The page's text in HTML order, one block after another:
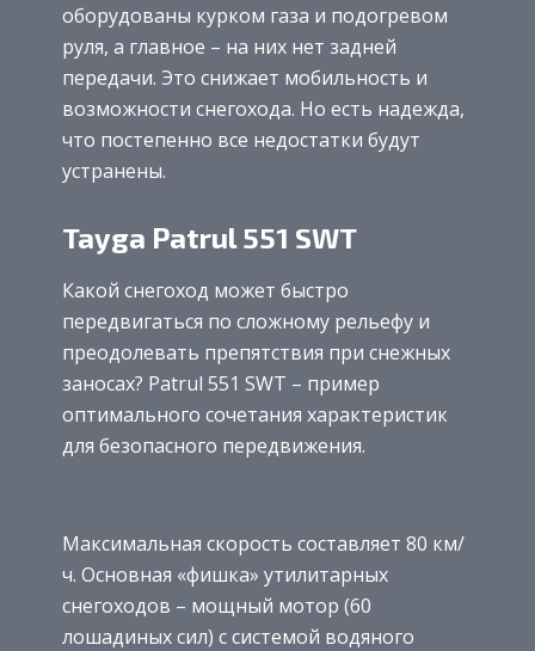
оборудованы курком газа и подогревом
руля, а главное – на них нет задней
передачи. Это снижает мобильность и
возможности снегохода. Но есть надежда,
что постепенно все недостатки будут
устранены.
Tayga Patrul 551 SWT
Какой снегоход может быстро
передвигаться по сложному рельефу и
преодолевать препятствия при снежных
заносах? Patrul 551 SWT – пример
оптимального сочетания характеристик
для безопасного передвижения.
Максимальная скорость составляет 80 км/
ч. Основная «фишка» утилитарных
снегоходов – мощный мотор (60
лошадиных сил) с системой водяного